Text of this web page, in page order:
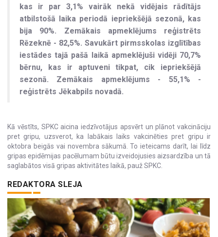
kas ir par 3,1% vairāk nekā vidējais rādītājs
atbilstošā laika periodā iepriekšējā sezonā, kas
bija 90%. Zemākais apmeklējums reģistrēts
Rēzeknē - 82,5%. Savukārt pirmsskolas izglītības
iestādes tajā pašā laikā apmeklējuši vidēji 70,7%
bērnu, kas ir aptuveni tikpat, cik iepriekšējā
sezonā. Zemākais apmeklējums - 55,1% -
reģistrēts Jēkabpils novadā.
Kā vēstīts, SPKC aicina iedzīvotājus apsvērt un plānot vakcināciju
pret gripu, uzsverot, ka labākais laiks vakcinēties pret gripu ir
oktobra beigās vai novembra sākumā. To ieteicams darīt, lai līdz
gripas epidēmijas pacēlumam būtu izveidojusies aizsardzība un tā
saglabātos visā gripas aktivitātes laikā, pauž SPKC.
REDAKTORA SLEJA